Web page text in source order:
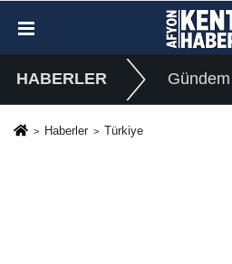
HABERLER Gündem
Haberler Türkiye